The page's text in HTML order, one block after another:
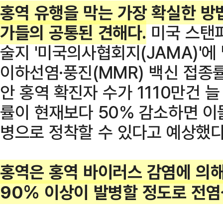
홍역 유행을 막는 가장 확실한
가들의 공통된 견해다.미국 스탠
술지 '미국의사협회지(JAMA)'에
이하선염·풍진(MMR) 백신 접
안 홍역 확진자 수가 1110만건
률이 현재보다 50% 감소하면
병으로 정착할 수 있다고 예상했
홍역은 홍역 바이러스 감염에 의
90% 이상이 발병할 정도로 전